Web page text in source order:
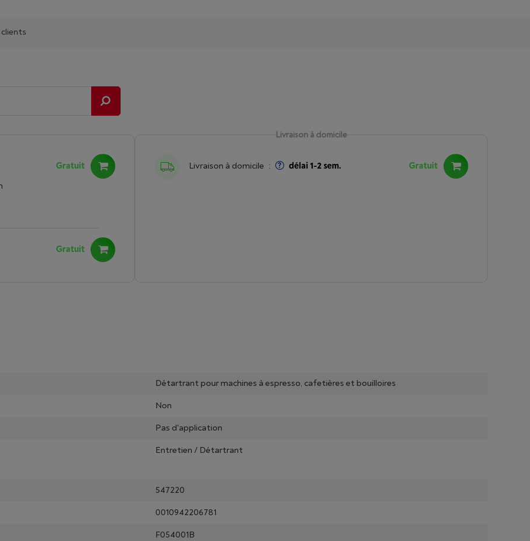
Livraison à domicile
Livraison à domicile : délai 1-2 sem. Gratuit
Gratuit
Gratuit
Détartrant pour machines à espresso, cafetières et bouilloires
Non
Pas d'application
Entretien / Détartrant
547220
0010942206781
F054001B